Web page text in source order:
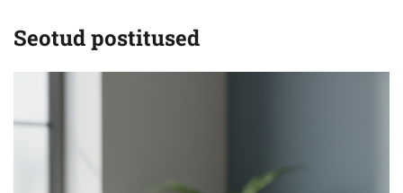
Seotud postitused